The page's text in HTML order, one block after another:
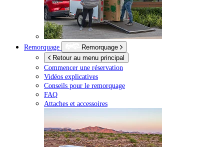
Remorquage
Remorquage
Retour au menu principal
Commencer une réservation
Vidéos explicatives
Conseils pour le remorquage
FAQ
Attaches et accessoires